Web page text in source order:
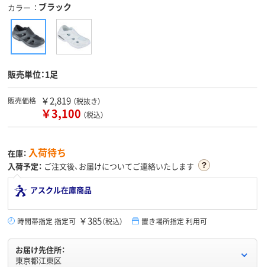
カラー ブラック
販売単位：1足
販売価格 ￥2,819 （税抜き）
￥3,100 （税込）
在庫： 入荷待ち
入荷予定： ご注文後、お届けについてご連絡いたします
アスクル在庫商品
時間帯指定 指定可 ￥385（税込） 置き場所指定 利用可
お届け先住所：
東京都江東区